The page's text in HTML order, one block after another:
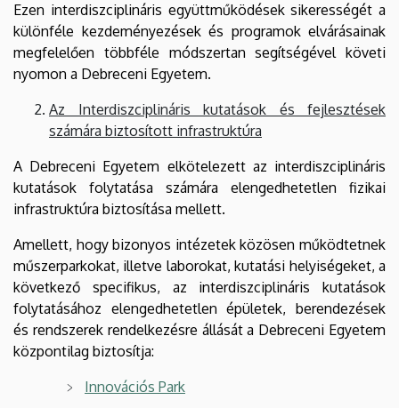
Ezen interdiszciplináris együttműködések sikerességét a
különféle kezdeményezések és programok elvárásainak
megfelelően többféle módszertan segítségével követi
nyomon a Debreceni Egyetem.
Az Interdiszciplináris kutatások és fejlesztések
számára biztosított infrastruktúra
A Debreceni Egyetem elkötelezett az interdiszciplináris
kutatások folytatása számára elengedhetetlen fizikai
infrastruktúra biztosítása mellett.
Amellett, hogy bizonyos intézetek közösen működtetnek
műszerparkokat, illetve laborokat, kutatási helyiségeket, a
következő specifikus, az interdiszciplináris kutatások
folytatásához elengedhetetlen épületek, berendezések
és rendszerek rendelkezésre állását a Debreceni Egyetem
központilag biztosítja:
Innovációs Park